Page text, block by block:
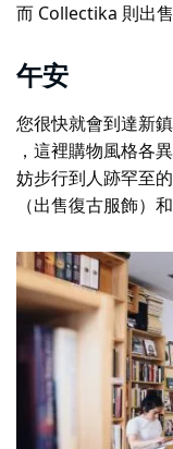
而 Collectika 則出
午安
您很快就會到達新
，這裡購物風格各
妨步行到人跡罕至
（出售復古服飾）和